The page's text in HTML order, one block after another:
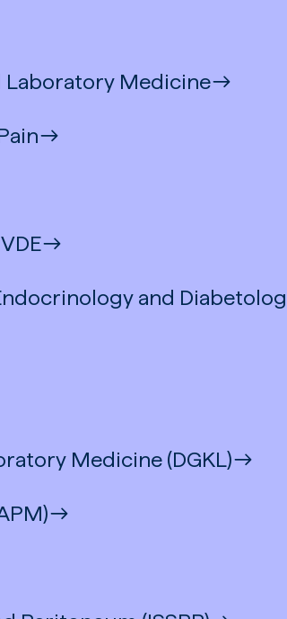
Laboratory Medicine
and
Medicine (DGKL)